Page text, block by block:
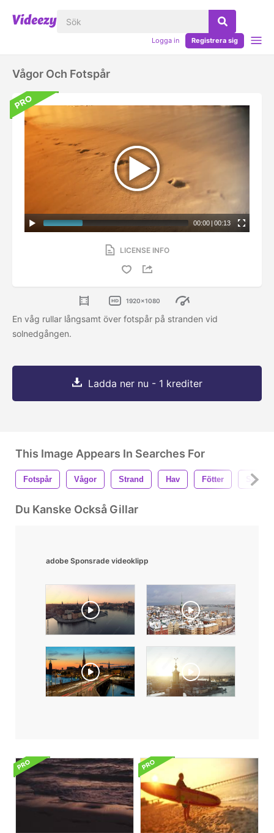
Logga in Registrera sig
Vågor Och Fotspår
00:00 | 00:13
LICENSE INFO
1920x1080
En våg rullar långsamt över fotspår på stranden vid
solnedgången.
Ladda ner nu - 1 krediter
This Image Appears In Searches For
Fotspår Vågor Strand Hav Fötter Sand
Du Kanske Också Gillar
adobe Sponsrade videoklipp